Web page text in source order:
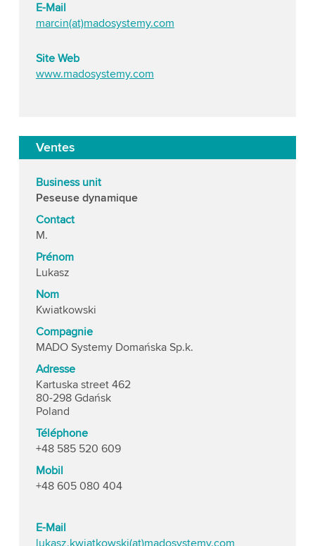
E-Mail
marcin(at)madosystemy.com
Site Web
www.madosystemy.com
Ventes
Business unit
Peseuse dynamique
Contact
M.
Prénom
Lukasz
Nom
Kwiatkowski
Compagnie
MADO Systemy Domańska Sp.k.
Adresse
Kartuska street 462
80-298 Gdańsk
Poland
Téléphone
+48 585 520 609
Mobil
+48 605 080 404
E-Mail
lukasz.kwiatkowski(at)madosystemy.com